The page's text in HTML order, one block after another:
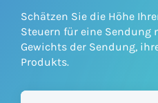
Integrations
Resources
Schätzen Sie die Höhe
Steuern für eine Sendung
Gewichts der Sendung,
Produkts.